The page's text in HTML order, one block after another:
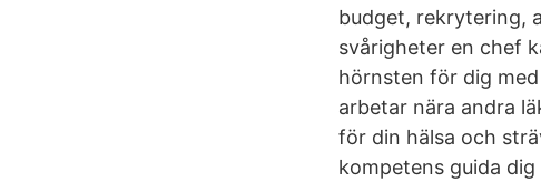
budget, rekrytering,
svårigheter en chef
hörnsten för dig
arbetar nära andra
för din hälsa och
kompetens guida